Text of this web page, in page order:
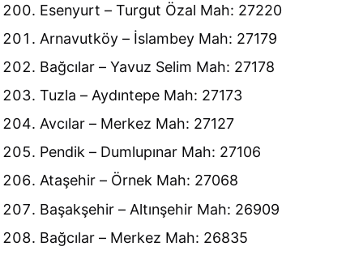
Esenyurt – Turgut Özal Mah: 27220
Arnavutköy – İslambey Mah: 27179
Bağcılar – Yavuz Selim Mah: 27178
Tuzla – Aydıntepe Mah: 27173
Avcılar – Merkez Mah: 27127
Pendik – Dumlupınar Mah: 27106
Ataşehir – Örnek Mah: 27068
Başakşehir – Altınşehir Mah: 26909
Bağcılar – Merkez Mah: 26835